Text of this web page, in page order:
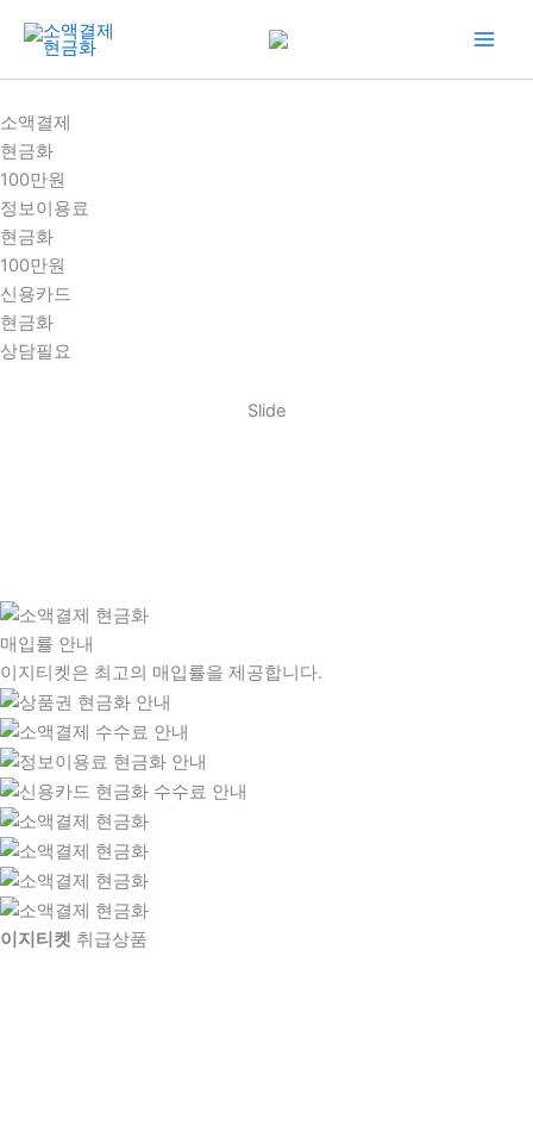
건
너
뛰
기
소액결제
현금화
100만원
정보이용료
현금화
100만원
신용카드
현금화
상담필요
Slide
매입률 안내
이지티켓은 최고의 매입률을 제공합니다.
이지티켓 취급상품